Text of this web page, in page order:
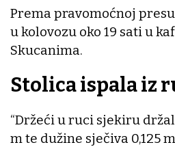
Prema pravomoćnoj
u kolovozu oko 19 sati u
Skucanima.
Stolica ispala iz
“Držeći u ruci sjekiru
m te dužine sječiva 0,125